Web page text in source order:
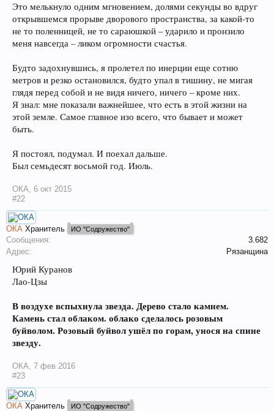
Это мелькнуло одним мгновением, долями секунды во вдруг
открывшемся прорыве дворового пространства, за какой-то
не то поленницей, не то сараюшкой – ударило и пронзило
меня навсегда – ликом огромности счастья.
Будто задохнувшись, я пролетел по инерции еще сотню
метров и резко остановился, будто упал в тишину, не мигая
глядя перед собой и не видя ничего, ничего – кроме них.
Я знал: мне показали важнейшее, что есть в этой жизни на
этой земле. Самое главное изо всего, что бывает и может
быть.
Я постоял, подумал. И поехал дальше.
Был семьдесят восьмой год. Июль.
ОКА, 6 окт 2015
#22
ОКА Хранитель ИО "Содружество"
Сообщения:
3.682
Адрес:
Рязанщина
Юрий Куранов
Лао-Цзы
В воздухе вспыхнула звезда. Дерево стало камнем.
Камень стал облаком. облако сделалось розовым
буйволом. Розовый буйвол ушёл по горам, унося на спине
звезду.
ОКА, 7 фев 2016
#23
ОКА Хранитель ИО "Содружество"